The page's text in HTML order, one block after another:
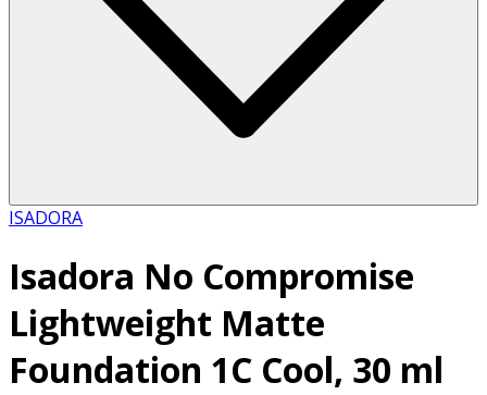
ISADORA
Isadora No Compromise
Lightweight Matte
Foundation 1C Cool, 30 ml